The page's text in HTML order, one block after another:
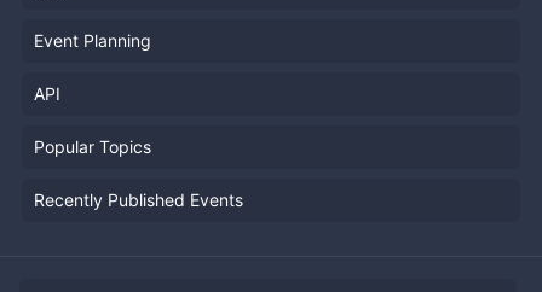
Event Planning
API
Popular Topics
Recently Published Events